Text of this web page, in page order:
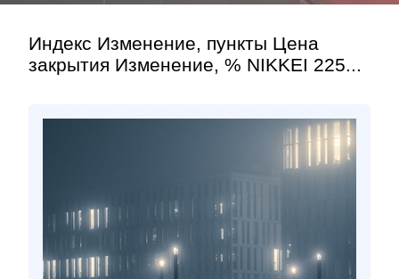
Индекс Изменение, пункты Цена
закрытия Изменение, % NIKKEI 225...
Контакт»